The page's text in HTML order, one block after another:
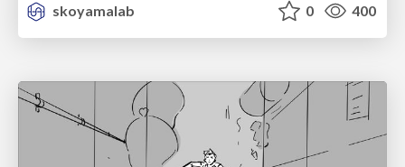
skoyamalab
0 400